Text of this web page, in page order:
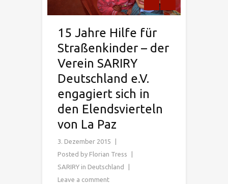
15 Jahre Hilfe für
Straßenkinder – der
Verein SARIRY
Deutschland e.V.
engagiert sich in
den Elendsvierteln
von La Paz
3. Dezember 2015
Posted by Florian Tress
SARIRY in Deutschland
Leave a comment